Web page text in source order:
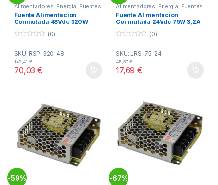
Alimentadores Energia Fuentes
Alimentación
Fuente Alimentacion
Conmutada 48Vdc 320W
6,7A Rejilla MW RSP-320-48
u
t
f
(0)
SKU: RSP-320-48
70,03€
148,41€
Alimentadores Energia Fuentes
Alimentación
Fuente Alimentacion
Conmutada 24Vdc 75W 3,2A
Rejilla MW LRS-75-24
u
(0)
SKU: LRS-75-24
17,69€
45,57€
-59% -67%